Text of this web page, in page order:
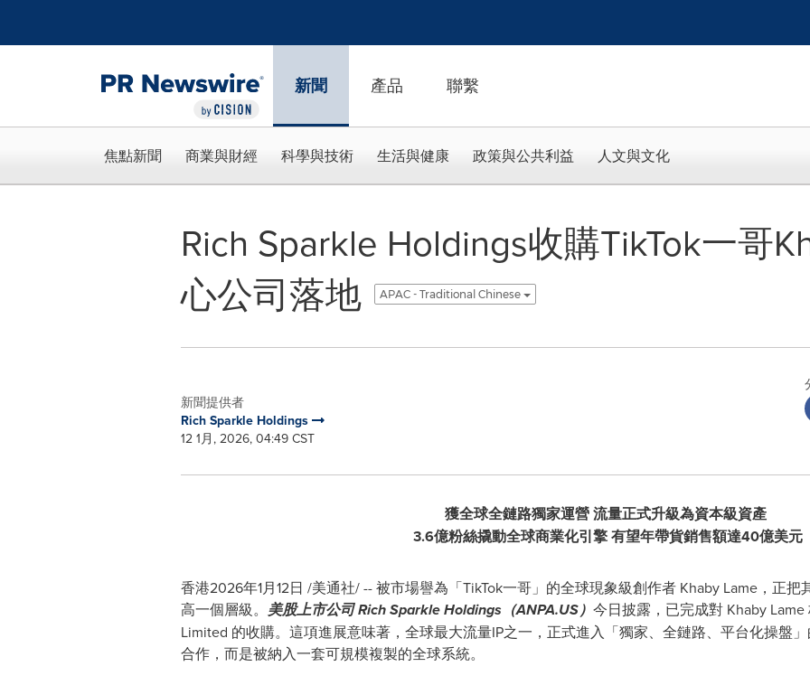
新聞 產品 聯繫
焦點新聞 商業與財經 科學與技術 生活與健康 政策與公共利益 人文與文化
Rich Sparkle Holdings收購TikTok一哥
心公司落地
APAC - Traditional Chinese
新聞提供者
Rich Sparkle Holdings
12 1月, 2026, 04:49 CST
獲全球全鏈路獨家運營 流量正式升級為資本級資產
3.6億粉絲撬動全球商業化引擎 有望年帶貨銷售額達40億美元
香港2026年1月12日 /美通社/ -- 被市場譽為「TikTok一哥」的全球現象級創作者 Khaby Lame，正
高一個層級。 美股上市公司 Rich Sparkle Holdings（ANPA.US） 今日披露，已完成對 Khaby
Limited 的收購。這項進展意味著，全球最大流量IP之一，正式進入「獨家、全鏈路、平台化操盤
合作，而是被納入一套可規模複製的全球系統。